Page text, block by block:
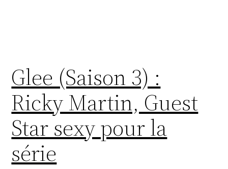
Glee (Saison 3) :
Ricky Martin, Guest
Star sexy pour la
série